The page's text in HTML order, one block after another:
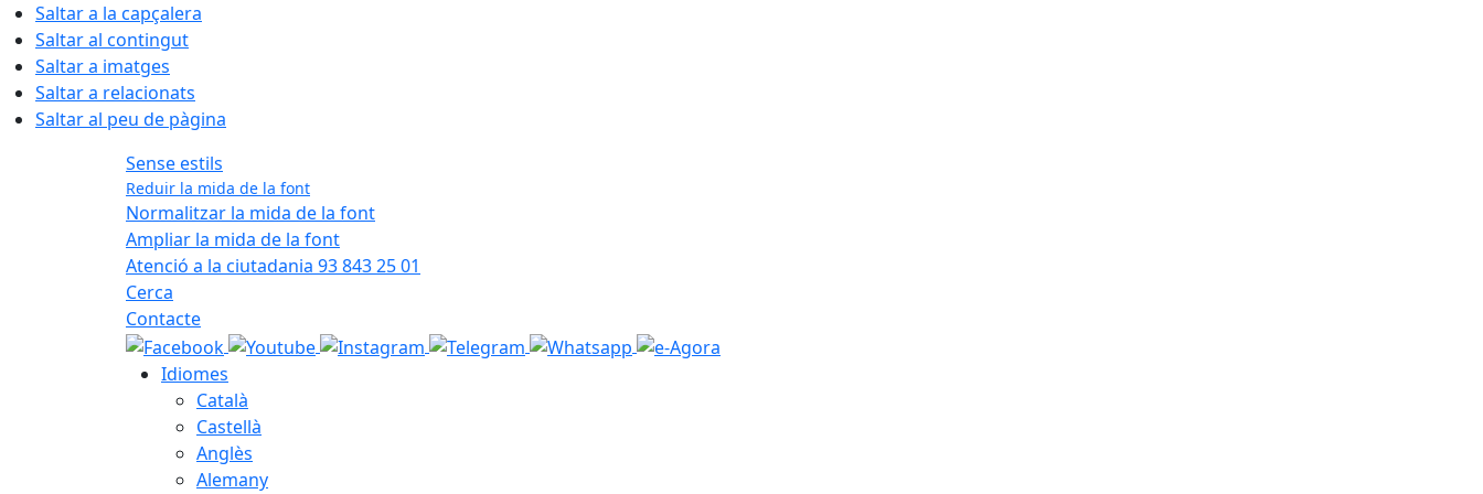
Saltar a la capçalera
Saltar al contingut
Saltar a imatges
Saltar a relacionats
Saltar al peu de pàgina
Sense estils
Reduir la mida de la font
Normalitzar la mida de la font
Ampliar la mida de la font
Atenció a la ciutadania 93 843 25 01
Cerca
Contacte
Idiomes
Català
Castellà
Anglès
Alemany